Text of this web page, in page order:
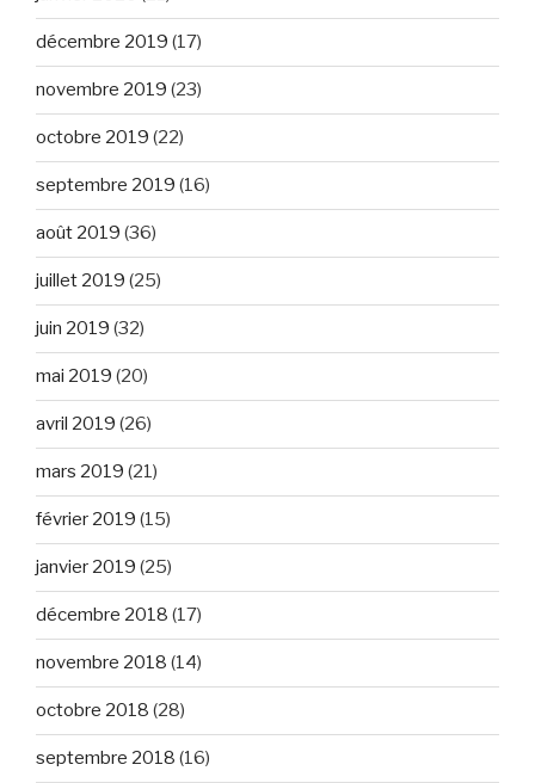
décembre 2019 (17)
novembre 2019 (23)
octobre 2019 (22)
septembre 2019 (16)
août 2019 (36)
juillet 2019 (25)
juin 2019 (32)
mai 2019 (20)
avril 2019 (26)
mars 2019 (21)
février 2019 (15)
janvier 2019 (25)
décembre 2018 (17)
novembre 2018 (14)
octobre 2018 (28)
septembre 2018 (16)